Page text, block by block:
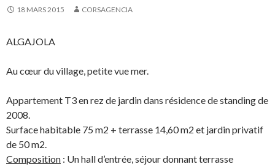
18 MARS 2015 CORSAGENCIA
ALGAJOLA
Au cœur du village, petite vue mer.
Appartement T3 en rez de jardin dans résidence de standing de
2008.
Surface habitable 75 m2 + terrasse 14,60 m2 et jardin privatif
de 50 m2.
Composition : Un hall d’entrée, séjour donnant terrasse